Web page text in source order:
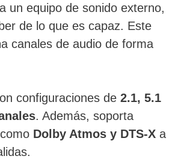
un equipo de sonido externo,
de lo que es capaz. Este
canales de audio de forma
configuraciones de 2.1, 5.1
. Además, soporta
Dolby Atmos y DTS-X a